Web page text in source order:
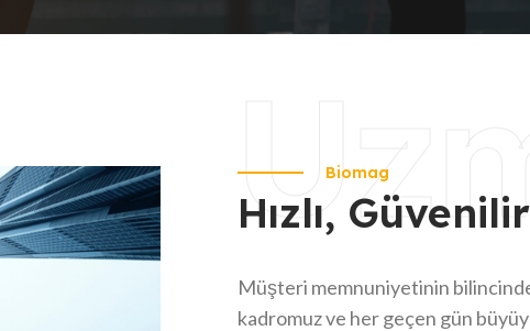
Biomag
Hızlı,
Müşteri memnuniyetinin
kadromuz ve her geçen gün